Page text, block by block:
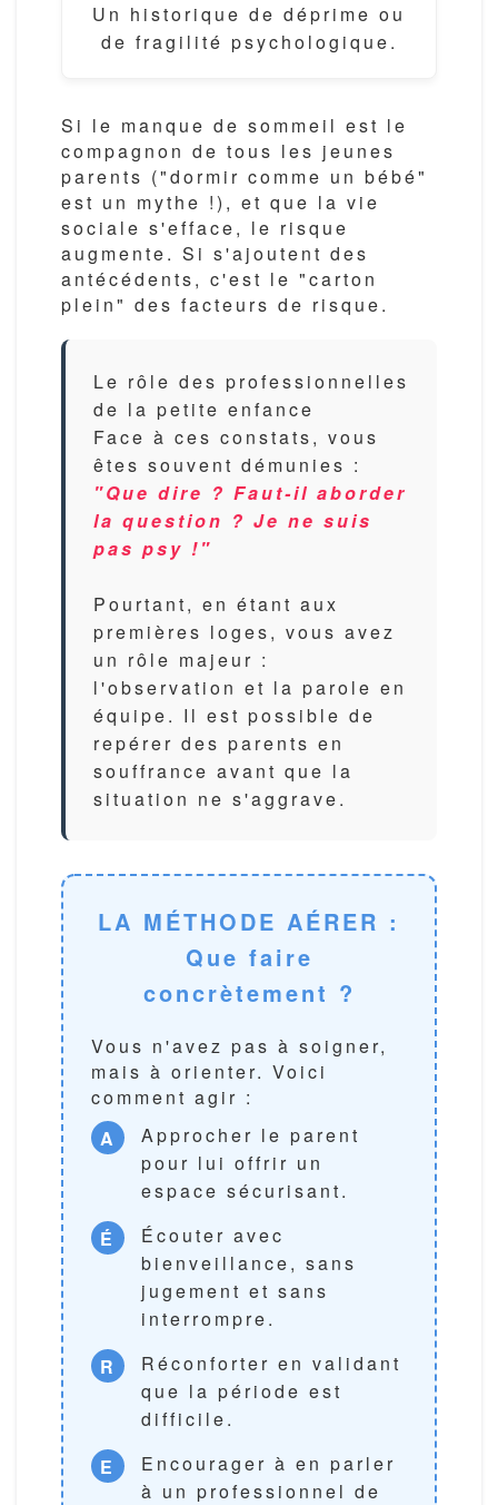
Un historique de déprime ou
de fragilité psychologique.
Si le manque de sommeil est le
compagnon de tous les jeunes
parents ("dormir comme un bébé"
est un mythe !), et que la vie
sociale s'efface, le risque
augmente. Si s'ajoutent des
antécédents, c'est le "carton
plein" des facteurs de risque.
Le rôle des professionnelles
de la petite enfance
Face à ces constats, vous
êtes souvent démunies :
"Que dire ? Faut-il aborder
la question ? Je ne suis
pas psy !"
Pourtant, en étant aux
premières loges, vous avez
un rôle majeur :
l'observation et la parole en
équipe. Il est possible de
repérer des parents en
souffrance avant que la
situation ne s'aggrave.
LA MÉTHODE AÉRER :
Que faire
concrètement ?
Vous n'avez pas à soigner,
mais à orienter. Voici
comment agir :
A
Approcher le parent
pour lui offrir un
espace sécurisant.
É
Écouter avec
bienveillance, sans
jugement et sans
interrompre.
R
Réconforter en validant
que la période est
difficile.
E
Encourager à en parler
à un professionnel de